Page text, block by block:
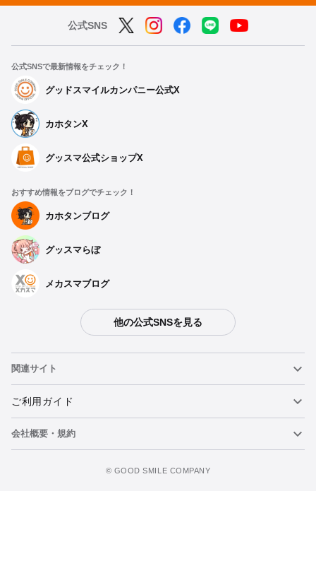
公式SNS
公式SNSで最新情報をチェック！
グッドスマイルカンパニー公式X
カホタンX
グッスマ公式ショップX
おすすめ情報をブログでチェック！
カホタンブログ
グッスマらぼ
メカスマブログ
他の公式SNSを見る
関連サイト
ねんどろいど
ねんどろいどフェイスメーカー
ご利用ガイド
重要なお知らせ
会社概要・規約
©️ GOOD SMILE COMPANY